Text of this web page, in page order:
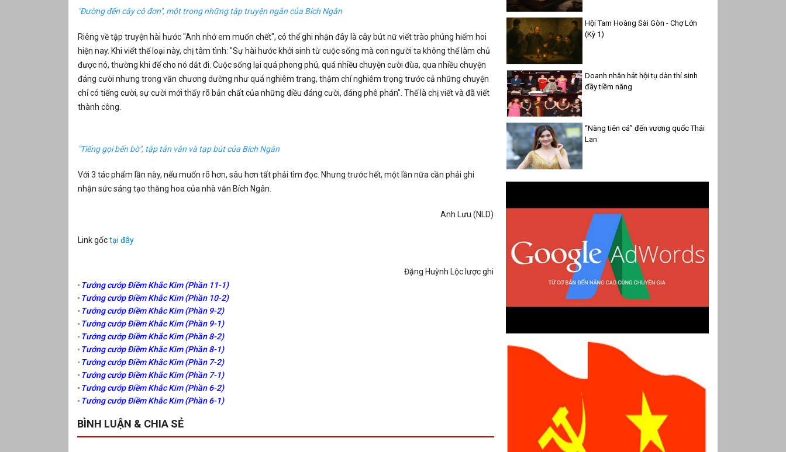
"Đường đến cây cô đơn", một trong những tập truyện ngắn của Bích Ngân
Riêng về tập truyện hài hước "Anh nhớ em muốn chết", có thể ghi nhận đây là cây bút nữ viết trào phúng hiếm hoi
hiện nay. Khi viết thể loại này, chị tâm tình: "Sự hài hước khởi sinh từ cuộc sống mà con người ta không thể làm chủ
được nó, thường khi để cho nó dắt đi. Cuộc sống lại quá phong phú, quá nhiều chuyện cười đùa, qua nhiều chuyện
đáng cười nhưng trong văn chương dường như quá nghiêm trang, thậm chí nghiêm trọng trước cả những chuyện
chỉ có tiếng cười, sự cười mới thấy rõ bản chất của những điều đáng cười, đáng phê phán". Thế là chị viết và đã viết
thành công.
"Tiếng gọi bến bờ", tập tản văn và tạp bút của Bích Ngân
Với 3 tác phẩm lần này, nếu muốn rõ hơn, sâu hơn tất phải tìm đọc. Nhưng trước hết, một lần nữa cần phải ghi
nhận sức sáng tạo thăng hoa của nhà văn Bích Ngân.
Anh Lưu (NLD)
Link gốctại đây
Đặng Huỳnh Lộc lược ghi
Tướng cướp Điềm Khắc Kim (Phần 11-1)
Tướng cướp Điềm Khắc Kim (Phần 10-2)
Tướng cướp Điềm Khắc Kim (Phần 9-2)
Tướng cướp Điềm Khắc Kim (Phần 9-1)
Tướng cướp Điềm Khắc Kim (Phần 8-2)
Tướng cướp Điềm Khắc Kim (Phần 8-1)
Tướng cướp Điềm Khắc Kim (Phần 7-2)
Tướng cướp Điềm Khắc Kim (Phần 7-1)
Tướng cướp Điềm Khắc Kim (Phần 6-2)
Tướng cướp Điềm Khắc Kim (Phần 6-1)
BÌNH LUẬN & CHIA SẺ
Hội Tam Hoàng Sài Gòn - Chợ Lớn
(Kỳ 1)
Doanh nhân hát hội tụ dàn thí sinh
đầy tiềm năng
“Nàng tiên cá” đến vương quốc Thái
Lan